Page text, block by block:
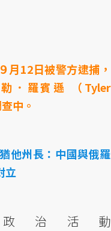
月12日被警方逮捕，
．羅賓遜 （Tyler
中。
他州長：中國與俄羅
立
治活動